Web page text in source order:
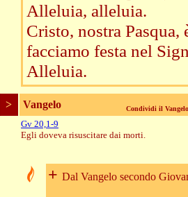
Alleluia, alleluia.
Cristo, nostra Pasqua,
facciamo festa nel
Alleluia.
> Vangelo Condividi il
Gv 20,1-9
Egli doveva risuscitare dai morti.
+ Dal Vangelo secondo